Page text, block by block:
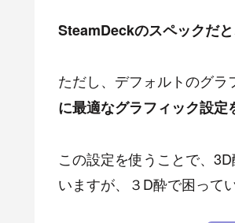
SteamDeckのスペックだ
ただし、デフォルトのグラ
に最適なグラフィック設
この設定を使うことで、
いますが、３D酔で困って